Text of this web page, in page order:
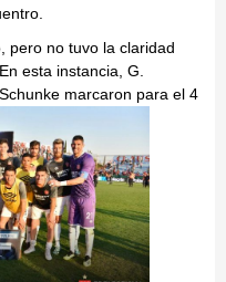
pero no tuvo la claridad
esta instancia, G.
marcaron para el 4